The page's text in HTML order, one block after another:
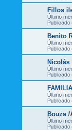
Fillos
Último
Publicado
Benito
Último
Publicado
Nicolás
Último
Publicado
Último
Publicado
Bouza
Último
Publicado